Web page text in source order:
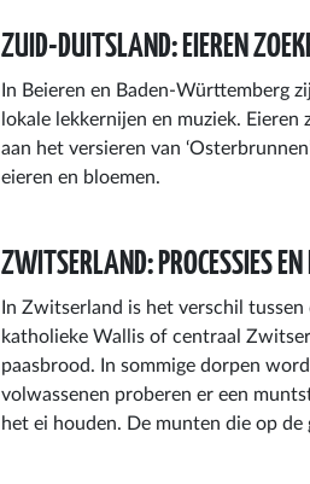
ZUID-DUITSLAND: EIEREN
In Beieren en Baden-Württemberg
lokale lekkernijen en muziek.
aan het versieren van
eieren en bloemen.
ZWITSERLAND: PROCESSIES
In Zwitserland is het verschil
katholieke Wallis of centraal
paasbrood. In sommige dorpen
volwassenen proberen er een
het ei houden. De munten die op